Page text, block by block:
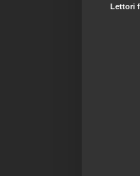
Lettori